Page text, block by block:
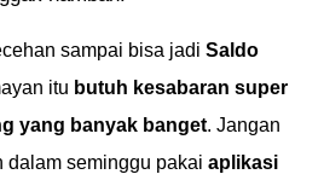
sampai bisa jadi Saldo
itu butuh kesabaran super
yang banyak banget. Jangan
dalam seminggu pakai aplikasi